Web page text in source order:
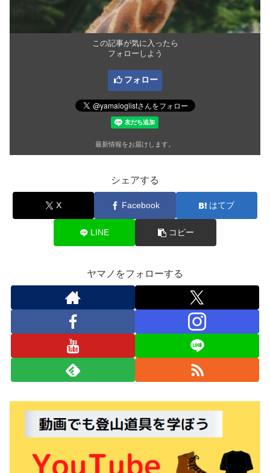
この記事が気に入ったら
フォローしよう
フォロー
最新情報をお届けします。
シェアする
X Facebook はてブ
LINE コピー
ヤマノをフォローする